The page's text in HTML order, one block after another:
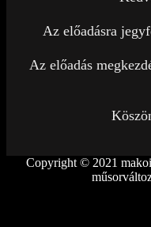
Az előadásra
Az előadás
Copyright © 2021